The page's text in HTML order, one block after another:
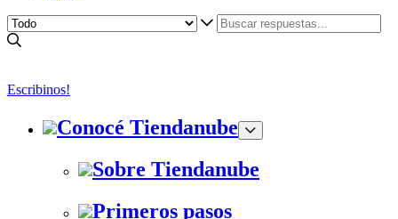
Escribinos!
Conocé Tiendanube
Sobre Tiendanube
Primeros pasos